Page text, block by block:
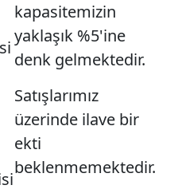
kapasitemizin
yaklaşık %5'ine
denk gelmektedir.
Satışlarımız
üzerinde ilave bir
ekti
beklenmemektedir.